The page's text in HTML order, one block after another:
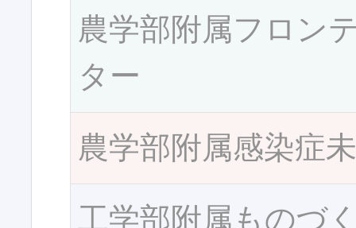
農学部附属フロン
ター
農学部附属感染症
工学部附属ものづ